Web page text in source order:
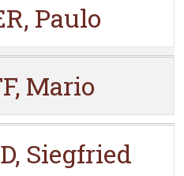
Paulo
Mario
Siegfried